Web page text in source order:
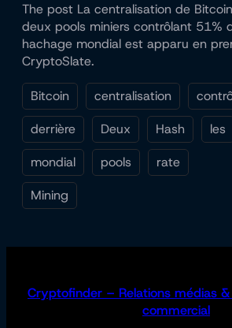
The post La centralisation de
deux pools miniers contrôlant 51%
hachage mondial est apparu en
CryptoSlate.
Bitcoin centralisation
derrière
Deux Hash les
mondial
pools
rate
Mining
Cryptofinder – Relations médias
commercial